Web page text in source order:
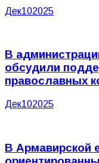
Дек102025
В
обсудили
православных
Дек102025
В Армавирской